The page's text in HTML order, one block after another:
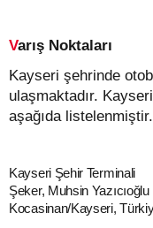
Varış Noktaları
Kayseri şehrinde otobüsler 1 farklı varış noktasına
ulaşmaktadır.
aşağıda listelenmiştir.
Kayseri Şehir Terminali
Şeker, Muhsin
Kocasinan/Kayseri,